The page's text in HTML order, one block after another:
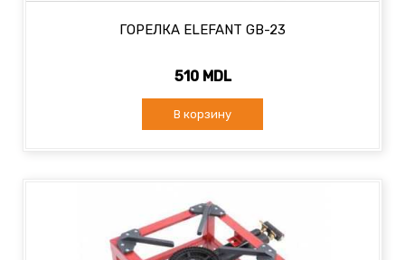
ГОРЕЛКА ELEFANT GB-23
510 MDL
В корзину